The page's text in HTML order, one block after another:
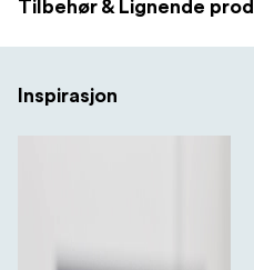
Tilbehør & Lignende
Inspirasjon